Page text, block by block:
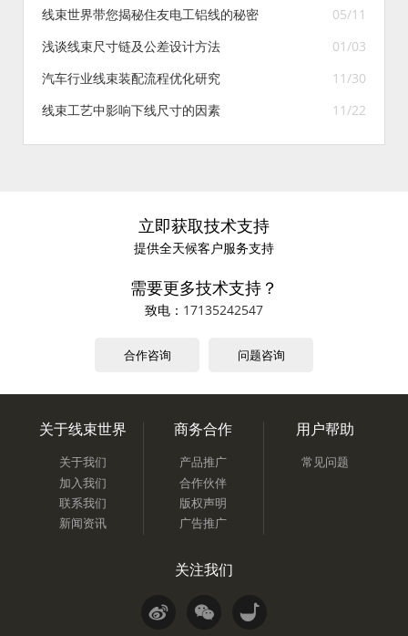
05/11
线束世界带您揭秘住友电工铝线的秘密
01/03
浅谈线束尺寸链及公差设计方法
11/30
汽车行业线束装配流程优化研究
11/22
线束工艺中影响下线尺寸的因素
立即获取技术支持
提供全天候客户服务支持
需要更多技术支持？
致电： 17135242547
合作咨询 问题咨询
关于线束世界
关于我们
加入我们
联系我们
新闻资讯
商务合作
产品推广
合作伙伴
版权声明
广告推广
用户帮助
常见问题
关注我们